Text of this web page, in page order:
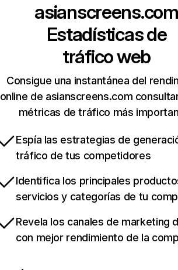
asianscreens.com
Estadísticas de
tráfico web
Consigue una instantánea del
online de asianscreens.com
métricas de tráfico más
Espía las estrategias de
tráfico de tus competidores
Identifica los principales
servicios y categorías de tu
Revela los canales de marketing
con mejor rendimiento de la